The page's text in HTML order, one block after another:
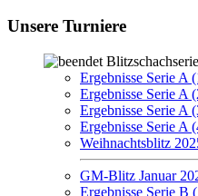
Unsere Turniere
Blitzschachserie
Ergebnisse Serie A
Ergebnisse Serie A
Ergebnisse Serie A
Ergebnisse Serie A
Weihnachtsblitz
GM-Blitz Januar
Ergebnisse Serie B